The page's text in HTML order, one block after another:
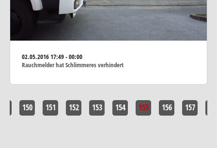
02.05.201617:49 - 00:00
Rauchmelder hat Schlimmeres verhindert
150 151 152 153 154 155 156 157